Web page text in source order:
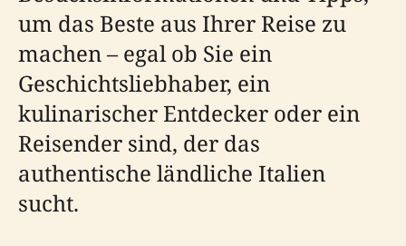
um das Beste aus Ihrer Reise zu
machen – egal ob Sie ein
Geschichtsliebhaber, ein
kulinarischer Entdecker oder ein
Reisender sind, der das
authentische ländliche Italien
sucht.